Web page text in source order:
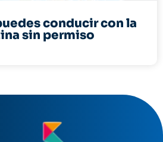
conducir con la
sin permiso